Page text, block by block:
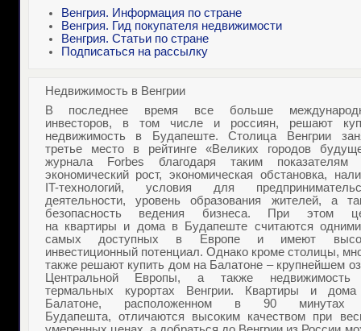
Венгрия. Информация по стране
Венгрия. Гид покупателя недвижимости
Венгрия. Статьи по стране
Подписаться на рассылку
Недвижимость в Венгрии
В последнее время все больше
инвесторов, в том числе и россиян, решают
недвижимость в Будапеште. Столица Венгрии
третье место в рейтинге «Великих городов
журнала
Forbes
благодаря таким показателям
экономический рост, экономическая обстановка,
IT-технологий, условия для
деятельности, уровень образования жителей, а
безопасность ведения бизнеса. При этом
на квартиры и дома в Будапеште считаются
самых доступных в Европе и имеют
инвестиционный потенциал. Однако кроме столицы,
также решают купить дом на Балатоне – крупнейшем
Центральной Европы, а также
термальных курортах Венгрии.
Квартиры и
Балатоне, расположенном в 90 минутах
Будапешта, отличаются высоким качеством при